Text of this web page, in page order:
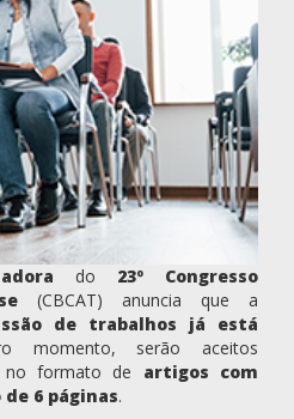
do 23º Congresso
(CBCAT) anuncia que a
de trabalhos já está
momento, serão aceitos
formato de artigos com
6 páginas.